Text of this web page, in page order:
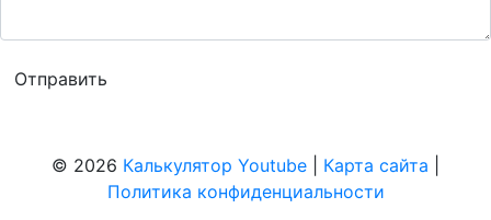
© 2026 Калькулятор Youtube Карта сайта
Политика конфиденциальности